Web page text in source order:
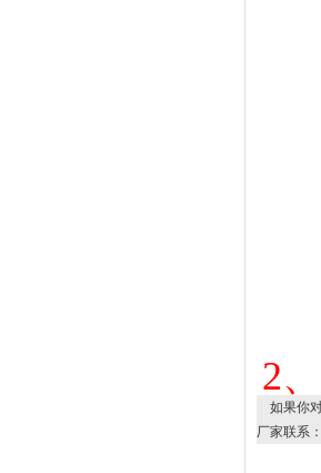
2
如果你
厂家联系：